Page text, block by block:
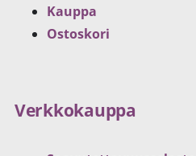
Kauppa
Ostoskori
Verkkokauppa